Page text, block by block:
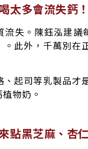
太多會流失鈣
流失。陳鈺泓建議
。此外，千萬別
起司等乳製品才
物奶。
點黑芝麻、杏